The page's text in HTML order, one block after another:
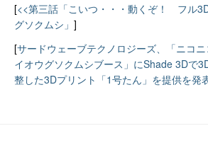
[<<第三話「こいつ・・・動くぞ！ フル
グソクムシ」 ]
[サードウェーブテクノロジーズ、「ニコ
イオウグソクムシブース」にShade 3Dで
整した3Dプリント「1号たん」を提供を発表